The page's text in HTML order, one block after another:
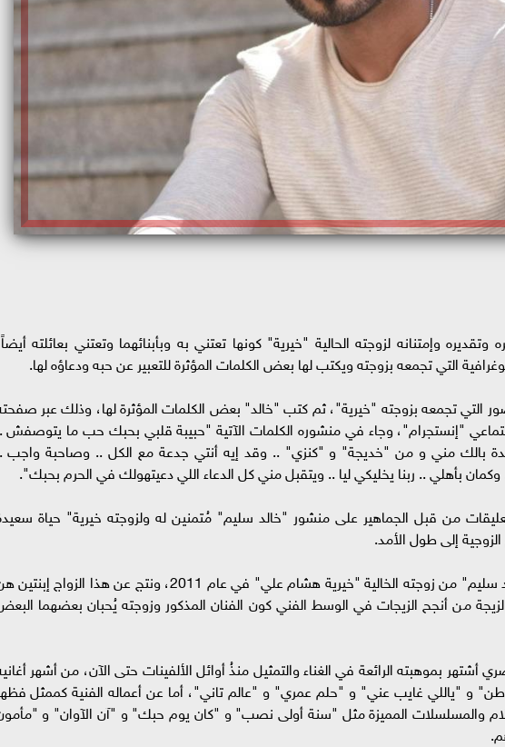
وإمتنانه لزوجته الحالية "خيرية" كونها تعتني به وبأبنائهما وتعتني بعائلته
التي تجمعه بزوجته ويكتب لها بعض الكلمات المؤثرة للتعبير عن حبه ودعاؤه لها.
التي تجمعه بزوجته "خيرية"، ثم كتب "خالد" بعض الكلمات المؤثرة لها، وذلك عبر
"إنستجرام"، وجاء في منشوره الكلمات الآتية "حبيبة قلبي بحبك حب ما يتوصفش
بالك مني و من "خديجة" و "كنزي" .. وقد إيه أنتي جدعة مع الكل .. وصاحبة واجب
بأهلي .. ربنا يخليكي ليا .. ويتقبل مني كل الدعاء اللي دعيتهولك في الحرم بحبك".
من قبل الجماهير على منشور "خالد سليم" مُتمنين له ولزوجته خيرية" حياة
إلى طول الأمد.
الجدير بالذكر أنه تزوج الفنان "خالد سليم" من زوجته الخالية "خيرية هشام علي" في عام 2011، ونتج عن هذا الزواج
من أنجح الزيجات في الوسط الفني كون الفنان المذكور وزوجته يُحبان بعضهما
بموهبته الرائعة في الغناء والتمثيل منذُ أوائل الألفينات حتى الآن، من أشهر
و "ياللي غايب عني" و "حلم عمري" و "عالم تاني"، أما عن أعماله الفنية كممثل
والمسلسلات المميزة مثل "سنة أولى نصب" و "كان يوم حبك" و "آن الآوان" و